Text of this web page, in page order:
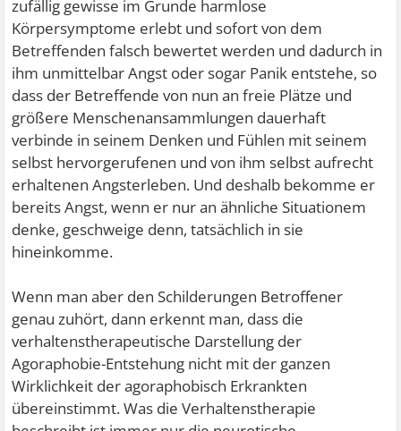
zufällig gewisse im Grunde harmlose
Körpersymptome erlebt und sofort von dem
Betreffenden falsch bewertet werden und dadurch in
ihm unmittelbar Angst oder sogar Panik entstehe, so
dass der Betreffende von nun an freie Plätze und
größere Menschenansammlungen dauerhaft
verbinde in seinem Denken und Fühlen mit seinem
selbst hervorgerufenen und von ihm selbst aufrecht
erhaltenen Angsterleben. Und deshalb bekomme er
bereits Angst, wenn er nur an ähnliche Situationem
denke, geschweige denn, tatsächlich in sie
hineinkomme.
Wenn man aber den Schilderungen Betroffener
genau zuhört, dann erkennt man, dass die
verhaltenstherapeutische Darstellung der
Agoraphobie-Entstehung nicht mit der ganzen
Wirklichkeit der agoraphobisch Erkrankten
übereinstimmt. Was die Verhaltenstherapie